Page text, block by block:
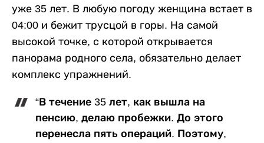
уже 35 лет. В любую погоду женщина встает в
04:00 и бежит трусцой в горы. На самой
высокой точке, с которой открывается
панорама родного села, обязательно делает
комплекс упражнений.
“В течение 35 лет, как вышла на
пенсию, делаю пробежки. До этого
перенесла пять операций. Поэтому,